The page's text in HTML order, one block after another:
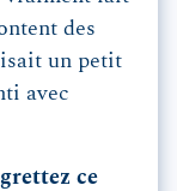
des
un petit
avec
ce